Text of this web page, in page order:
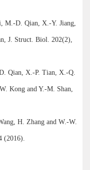
M.-D. Qian, X.-Y. Jiang,
J. Struct. Biol. 202(2),
Qian, X.-P. Tian, X.-Q.
Kong and Y.-M. Shan,
H. Zhang and W.-W.
(2016).